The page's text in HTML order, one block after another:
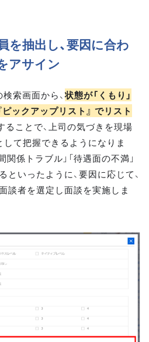
を抽出し、要因に合わ
アサイン
検索画面から、状態が「くもり」
ピックアップリスト』 でリスト
ることで、上司の気づきを現場
して把握できるようになりま
関係トラブル」「待遇面の不満」
いったように、要因に応じて、
談者を選定し面談を実施しま